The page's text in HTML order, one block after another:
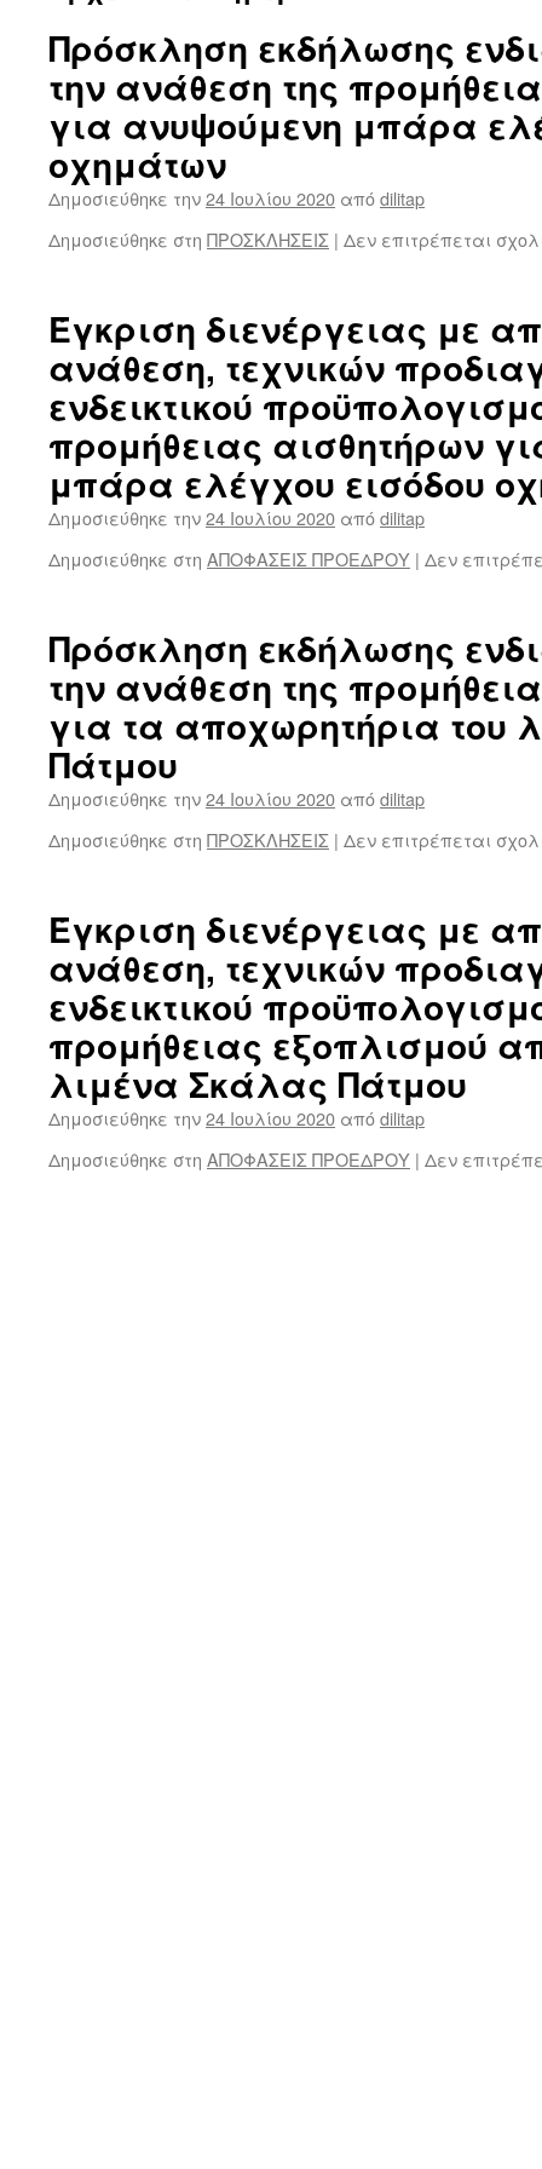
Πρόσκληση εκδήλωσης
την ανάθεση της
για ανυψούμενη μπάρα
οχημάτων
Δημοσιεύθηκε την24 Ιουλίου 2020 απόdilitap
Δημοσιεύθηκε στη ΠΡΟΣΚΛΗΣΕΙΣ | Δεν επιτρέπεται
Έγκριση διενέργειας με
ανάθεση, τεχνικών
ενδεικτικού
προμήθειας αισθητήρων
μπάρα ελέγχου εισόδου
Δημοσιεύθηκε την24 Ιουλίου 2020 απόdilitap
Δημοσιεύθηκε στη ΑΠΟΦΑΣΕΙΣ ΠΡΟΕΔΡΟΥ | Δεν
Πρόσκληση εκδήλωσης
την ανάθεση της
για τα αποχωρητήρια του
Πάτμου
Δημοσιεύθηκε την24 Ιουλίου 2020 απόdilitap
Δημοσιεύθηκε στη ΠΡΟΣΚΛΗΣΕΙΣ | Δεν επιτρέπεται
Έγκριση διενέργειας με
ανάθεση, τεχνικών
ενδεικτικού
προμήθειας εξοπλισμού
λιμένα Σκάλας Πάτμου
Δημοσιεύθηκε την24 Ιουλίου 2020 απόdilitap
Δημοσιεύθηκε στη ΑΠΟΦΑΣΕΙΣ ΠΡΟΕΔΡΟΥ | Δεν